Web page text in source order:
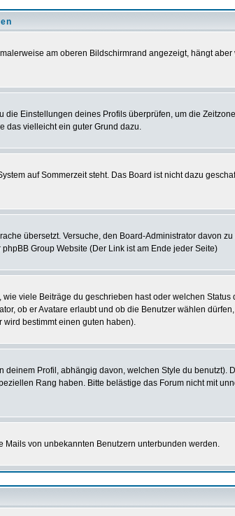
am oberen Bildschirmrand angezeigt, hängt
Einstellungen deines Profils überprüfen, um die
das vielleicht ein guter Grund dazu.
auf Sommerzeit steht. Das Board ist nicht dazu
übersetzt. Versuche, den Board-Administrator davon
Group Website (Der Link ist am Ende jeder Seite)
viele Beiträge du geschrieben hast oder welchen Status
ob er Avatare erlaubt und ob die Benutzer wählen
wird bestimmt einen guten haben).
Profil, abhängig davon, welchen Style du benutzt).
Rang haben. Bitte belästige das Forum nicht mit
Mails von unbekannten Benutzern unterbunden werden.